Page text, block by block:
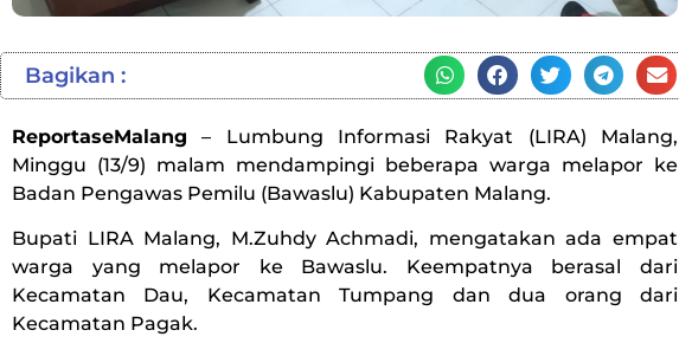
Bagikan :
ReportaseMalang – Lumbung Informasi Rakyat (LIRA) Malang,
Minggu (13/9) malam mendampingi beberapa warga melapor ke
Badan Pengawas Pemilu (Bawaslu) Kabupaten Malang.
Bupati LIRA Malang, M.Zuhdy Achmadi, mengatakan ada empat
warga yang melapor ke Bawaslu. Keempatnya berasal dari
Kecamatan Dau, Kecamatan Tumpang dan dua orang dari
Kecamatan Pagak.